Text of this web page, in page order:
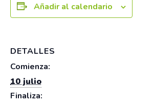
Añadir al calendario
DETALLES
Comienza:
10 julio
Finaliza: